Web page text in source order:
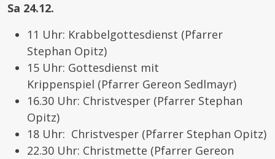
Sa 24.12.
11 Uhr: Krabbelgottesdienst (Pfarrer
Stephan Opitz)
15 Uhr: Gottesdienst mit
Krippenspiel (Pfarrer Gereon Sedlmayr)
16.30 Uhr: Christvesper (Pfarrer Stephan
Opitz)
18 Uhr: Christvesper (Pfarrer Stephan Opitz)
22.30 Uhr: Christmette (Pfarrer Gereon